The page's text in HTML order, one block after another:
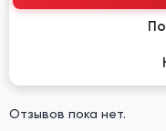
Отзывов пока нет.